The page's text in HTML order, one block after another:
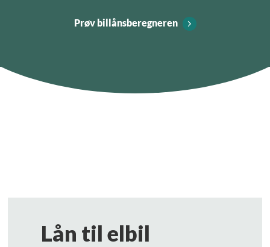
Prøv billånsberegneren